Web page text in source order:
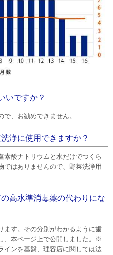
の想いに寄り添った家族葬（31万
にも対応。365日24時間TEL対応。
ーチェファータ]（横浜市）：シン
所。丁寧な婚活サポートで出会い
付中！
ンセツ（秦野市）：上下水道設備
ムを手がけ、キッチン・浴室・ト
でサポートします。
ーズは安定したスプレーで非常に
霧。液体飛散もないありません。
コーポレーション株式会社（台
ことなく高温から守ります。
いですか？
、お勧めできません。
浄に使用できますか？
素酸ナトリウムと水だけでつくら
ではありませんので、野菜洗浄用
高水準消毒薬の代わりにな
ます。その分別がわかるように歯
、本ページ上で公開しました。※
インを基盤、理容店に関しては法